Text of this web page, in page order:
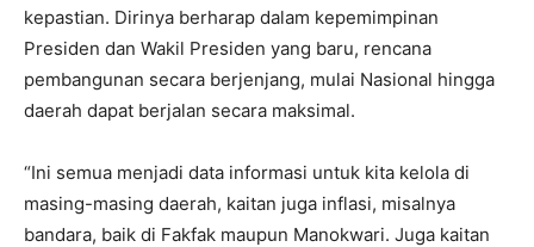
kepastian. Dirinya berharap dalam kepemimpinan
Presiden dan Wakil Presiden yang baru, rencana
pembangunan secara berjenjang, mulai Nasional hingga
daerah dapat berjalan secara maksimal.
“Ini semua menjadi data informasi untuk kita kelola di
masing-masing daerah, kaitan juga inflasi, misalnya
bandara, baik di Fakfak maupun Manokwari. Juga kaitan